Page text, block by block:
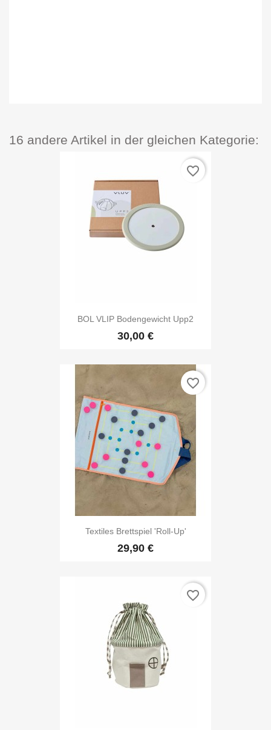
16 andere Artikel in der gleichen Kategorie:
BOL VLIP Bodengewicht Upp2
30,00 €
favorite_border
Textiles Brettspiel 'Roll-Up'
29,90 €
favorite_border
favorite_border